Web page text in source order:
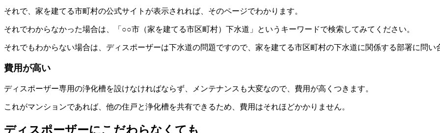
それで、家を建てる市町村の公式サイトが表示されれば、そのページでわかります。
それでわからなかった場合は、「 ○○市 （家を建てる市区町村） 下水道 」というキーワードで検索してみてください。
それでもわからない場合は、ディスポーザーは下水道の問題ですので、家を建てる市区町村の下水道に関係する部署に問い
費用が高い
ディスポーザー専用の浄化槽を設けなければならず、メンテナンスも大変なので、費用が高くつきます。
これがマンションであれば、他の住戸と浄化槽を共有できるため、費用はそれほどかかりません。
ディスポーザーにこだわらなくても